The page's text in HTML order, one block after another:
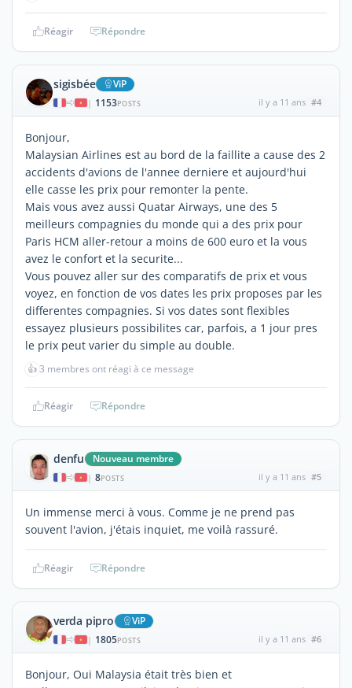
Réagir Répondre
sigisbée ViP
| 1153POSTS il y a 11 ans #4
Bonjour,
Malaysian Airlines est au bord de la faillite a cause des 2
accidents d'avions de l'annee derniere et aujourd'hui
elle casse les prix pour remonter la pente.
Mais vous avez aussi Quatar Airways, une des 5
meilleurs compagnies du monde qui a des prix pour
Paris HCM aller-retour a moins de 600 euro et la vous
avez le confort et la securite...
Vous pouvez aller sur des comparatifs de prix et vous
voyez, en fonction de vos dates les prix proposes par les
differentes compagnies. Si vos dates sont flexibles
essayez plusieurs possibilites car, parfois, a 1 jour pres
le prix peut varier du simple au double.
👍3 membres ont réagi à ce message
Réagir Répondre
denfu Nouveau membre
| 8POSTS il y a 11 ans #5
Un immense merci à vous. Comme je ne prend pas
souvent l'avion, j'étais inquiet, me voilà rassuré.
Réagir Répondre
verda pipro ViP
| 1805POSTS il y a 11 ans #6
Bonjour, Oui Malaysia était très bien et